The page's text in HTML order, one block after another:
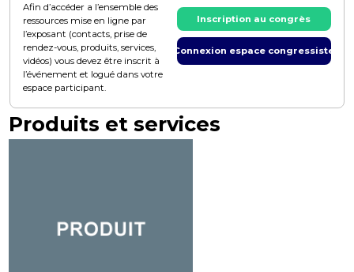
Afin d’accéder a l’ensemble des
ressources mise en ligne par
l’exposant (contacts, prise de
rendez-vous, produits, services,
vidéos) vous devez être inscrit à
l’événement et logué dans votre
espace participant.
Inscription au congrès
Connexion espace congressiste
Produits et services